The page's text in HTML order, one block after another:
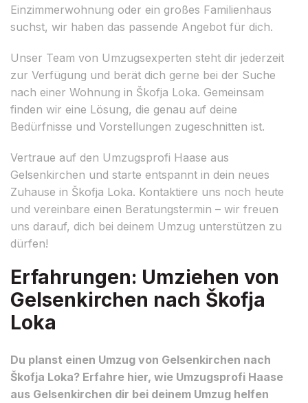
Einzimmerwohnung oder ein großes Familienhaus
suchst, wir haben das passende Angebot für dich.
Unser Team von Umzugsexperten steht dir jederzeit
zur Verfügung und berät dich gerne bei der Suche
nach einer Wohnung in Škofja Loka. Gemeinsam
finden wir eine Lösung, die genau auf deine
Bedürfnisse und Vorstellungen zugeschnitten ist.
Vertraue auf den Umzugsprofi Haase aus
Gelsenkirchen und starte entspannt in dein neues
Zuhause in Škofja Loka. Kontaktiere uns noch heute
und vereinbare einen Beratungstermin – wir freuen
uns darauf, dich bei deinem Umzug unterstützen zu
dürfen!
Erfahrungen: Umziehen von
Gelsenkirchen nach Škofja
Loka
Du planst einen Umzug von Gelsenkirchen nach
Škofja Loka? Erfahre hier, wie Umzugsprofi Haase
aus Gelsenkirchen dir bei deinem Umzug helfen